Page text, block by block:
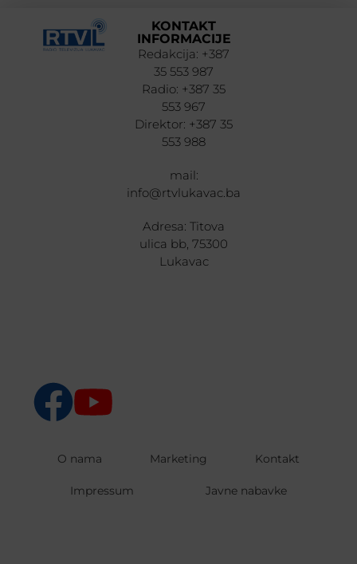
KONTAKT
INFORMACIJE
Redakcija: +387
35 553 987
Radio: +387 35
553 967
Direktor: +387 35
553 988
mail:
info@rtvlukavac.ba
Adresa: Titova
ulica bb, 75300
Lukavac
O nama Marketing Kontakt
Impressum Javne nabavke